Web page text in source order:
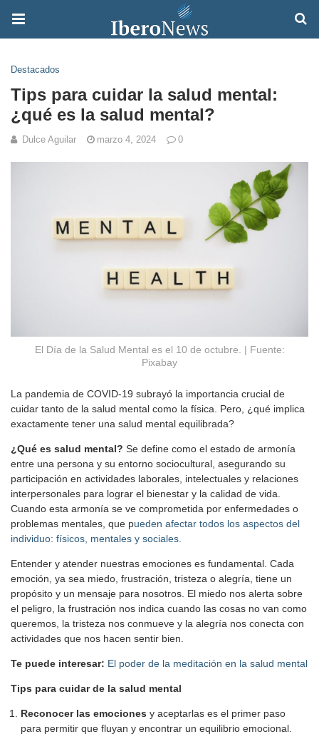
Destacados
Tips para cuidar la salud mental:
¿qué es la salud mental?
Dulce Aguilar marzo 4, 2024 0
El Día de la Salud Mental es el 10 de octubre. | Fuente:
Pixabay
La pandemia de COVID-19 subrayó la importancia crucial de
cuidar tanto de la salud mental como la física. Pero, ¿qué implica
exactamente tener una salud mental equilibrada?
¿Qué es salud mental? Se define como el estado de armonía
entre una persona y su entorno sociocultural, asegurando su
participación en actividades laborales, intelectuales y relaciones
interpersonales para lograr el bienestar y la calidad de vida.
Cuando esta armonía se ve comprometida por enfermedades o
problemas mentales, que pueden afectar todos los aspectos del
individuo: físicos, mentales y sociales.
Entender y atender nuestras emociones es fundamental. Cada
emoción, ya sea miedo, frustración, tristeza o alegría, tiene un
propósito y un mensaje para nosotros. El miedo nos alerta sobre
el peligro, la frustración nos indica cuando las cosas no van como
queremos, la tristeza nos conmueve y la alegría nos conecta con
actividades que nos hacen sentir bien.
Te puede interesar: El poder de la meditación en la salud mental
Tips para cuidar de la salud mental
Reconocer las emociones y aceptarlas es el primer paso
para permitir que fluyan y encontrar un equilibrio emocional.